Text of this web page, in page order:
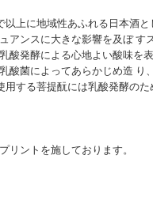
上に地域性あふれる⽇本酒
ンスに⼤きな影響を及ぼ す
発酵による⼼地よい酸味を表
酸菌によってあらかじめ造
する菩提酛には乳酸発酵の
リントを施しております。